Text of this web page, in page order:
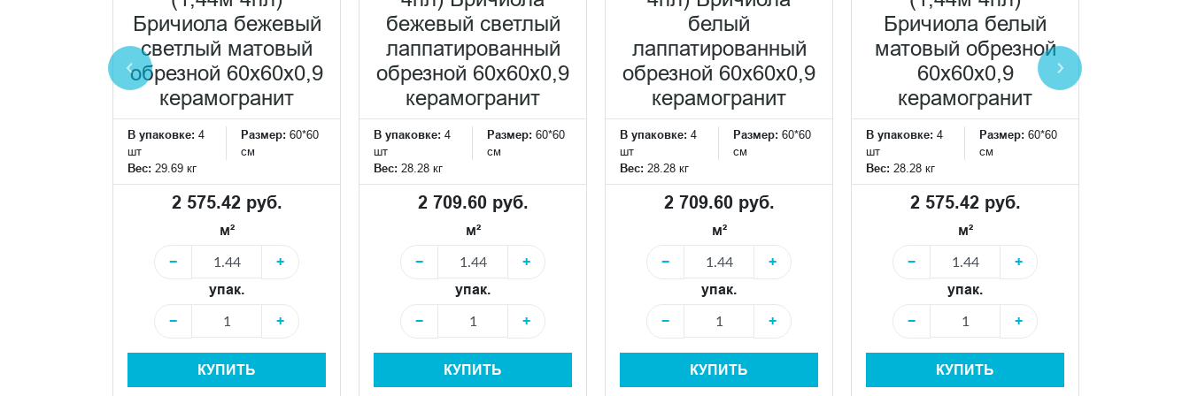
Бричиола бежевый
светлый матовый
обрезной 60x60x0,9
керамогранит
В упаковке: 4
шт
Размер: 60*60
см
Вес: 29.69 кг
2 575.42 руб.
м²
−
+
упак.
−
+
КУПИТЬ
бежевый светлый
лаппатированный
обрезной 60x60x0,9
керамогранит
В упаковке: 4
шт
Размер: 60*60
см
Вес: 28.28 кг
2 709.60 руб.
м²
−
+
упак.
−
+
КУПИТЬ
белый
лаппатированный
обрезной 60x60x0,9
керамогранит
В упаковке: 4
шт
Размер: 60*60
см
Вес: 28.28 кг
2 709.60 руб.
м²
−
+
упак.
−
+
КУПИТЬ
Бричиола белый
матовый обрезной
60x60x0,9
керамогранит
В упаковке: 4
шт
Размер: 60*60
см
Вес: 28.28 кг
2 575.42 руб.
м²
−
+
упак.
−
+
КУПИТЬ